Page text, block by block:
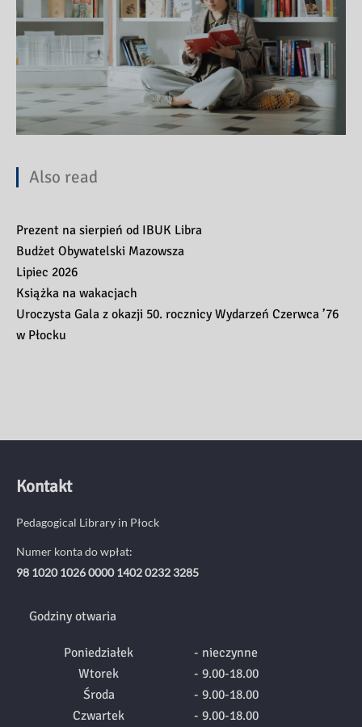
Also read
Prezent na sierpień od IBUK Libra
Budżet Obywatelski Mazowsza
Lipiec 2026
Książka na wakacjach
Uroczysta Gala z okazji 50. rocznicy Wydarzeń Czerwca ’76
w Płocku
Kontakt
Pedagogical Library in Płock
Numer konta do wpłat:
98 1020 1026 0000 1402 0232 3285
Godziny otwaria
Poniedziałek
Wtorek
Środa
Czwartek
- nieczynne
- 9.00-18.00
- 9.00-18.00
- 9.00-18.00